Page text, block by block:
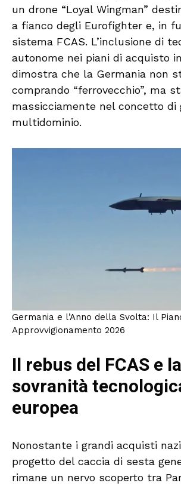
un drone “Loyal Wingman”
a fianco degli Eurofighter e, in
sistema FCAS. L’inclusione di
autonome nei piani di acquisto
dimostra che la Germania non
comprando “ferrovecchio”, ma
massicciamente nel concetto di
multidominio.
Germania e l’Anno della Svolta: Il
Approvvigionamento 2026
Il rebus del FCAS e la
sovranità
europea
Nonostante i grandi acquisti
progetto del caccia di sesta
rimane un nervo scoperto tra